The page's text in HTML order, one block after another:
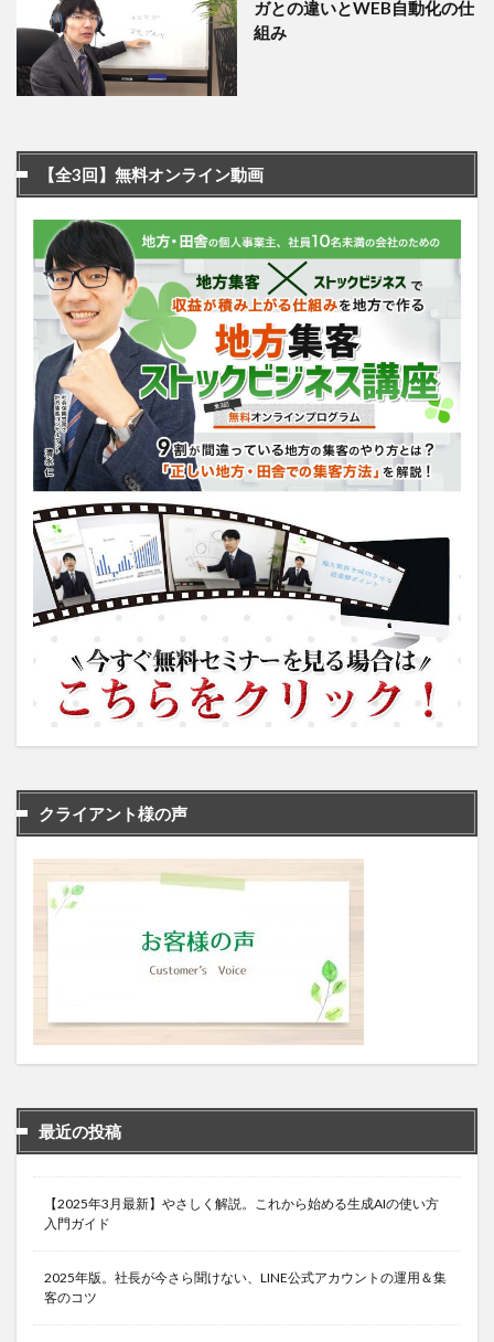
ガとの違いとWEB自動化の仕
組み
【全3回】無料オンライン動画
クライアント様の声
最近の投稿
【2025年3月最新】やさしく解説。これから始める生成AIの使い方
入門ガイド
2025年版。社長が今さら聞けない、LINE公式アカウントの運用＆集
客のコツ